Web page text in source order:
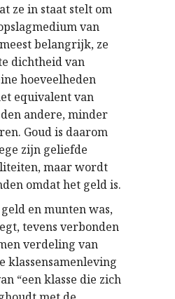
ze in staat stelt om
van
belangrijk, ze
dichtheid van
hoeveelheden
equivalent van
andere, minder
Goud is daarom
zijn geliefde
maar wordt
omdat het geld is.
en munten was,
tevens verbonden
verdeling van
klassensamenleving
“een klasse die zich